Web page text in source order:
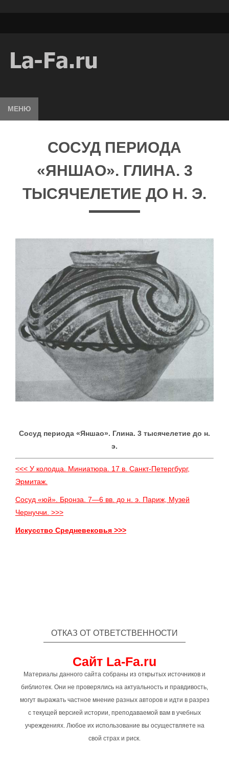
МЕНЮ
СОСУД ПЕРИОДА
«ЯНШАО». ГЛИНА. 3
ТЫСЯЧЕЛЕТИЕ ДО Н. Э.
Сосуд периода «Яншао». Глина. 3 тысячелетие до н.
э.
<<< У колодца. Миниатюра. 17 в. Санкт-Петергбург,
Эрмитаж.
Сосуд «юй». Бронза. 7—6 вв. до н. э. Париж, Музей
Чернуччи. >>>
Искусство Средневековья >>>
ОТКАЗ ОТ ОТВЕТСТВЕННОСТИ
Сайт La-Fa.ru
Материалы данного сайта собраны из открытых источников и
библиотек. Они не проверялись на актуальность и правдивость,
могут выражать частное мнение разных авторов и идти в разрез
с текущей версией истории, преподаваемой вам в учебных
учреждениях. Любое их использование вы осуществляете на
свой страх и риск.